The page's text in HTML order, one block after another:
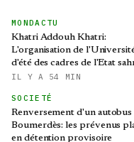
MONDACTU
Khatri Addouh Khatri:
L'organisation de
d'été des cadres de l'Etat
revêt une grande importance
IL Y A 54 MIN
SOCIETÉ
Renversement d'un autobus
Boumerdès: les prévenus
en détention provisoire